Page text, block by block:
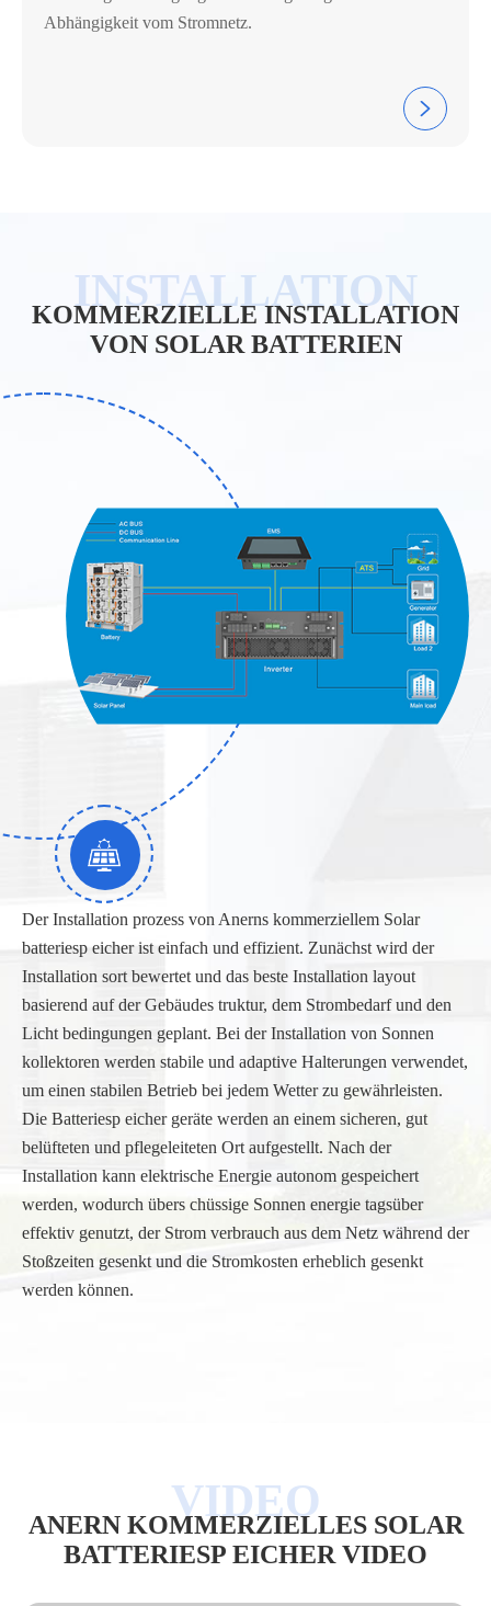
Abhängigkeit vom Stromnetz.

KOMMERZIELLE INSTALLATION
VON SOLAR BATTERIEN
Der Installation prozess von Anerns kommerziellem Solar
batteriesp eicher ist einfach und effizient. Zunächst wird der
Installation sort bewertet und das beste Installation layout
basierend auf der Gebäudes truktur, dem Strombedarf und den
Licht bedingungen geplant. Bei der Installation von Sonnen
kollektoren werden stabile und adaptive Halterungen verwendet,
um einen stabilen Betrieb bei jedem Wetter zu gewährleisten.
Die Batteriesp eicher geräte werden an einem sicheren, gut
belüfteten und pflegeleiteten Ort aufgestellt. Nach der
Installation kann elektrische Energie autonom gespeichert
werden, wodurch übers chüssige Sonnen energie tagsüber
effektiv genutzt, der Strom verbrauch aus dem Netz während der
Stoßzeiten gesenkt und die Stromkosten erheblich gesenkt
werden können.
ANERN KOMMERZIELLES SOLAR
BATTERIESP EICHER VIDEO